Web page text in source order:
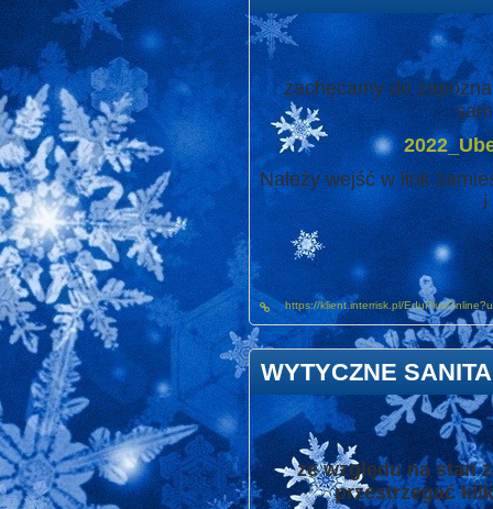
zachęcamy do
Należy wejść w link
i
https://klient.interrisk.pl/
WYTYCZNE
ze względu na stan
przestrzegać